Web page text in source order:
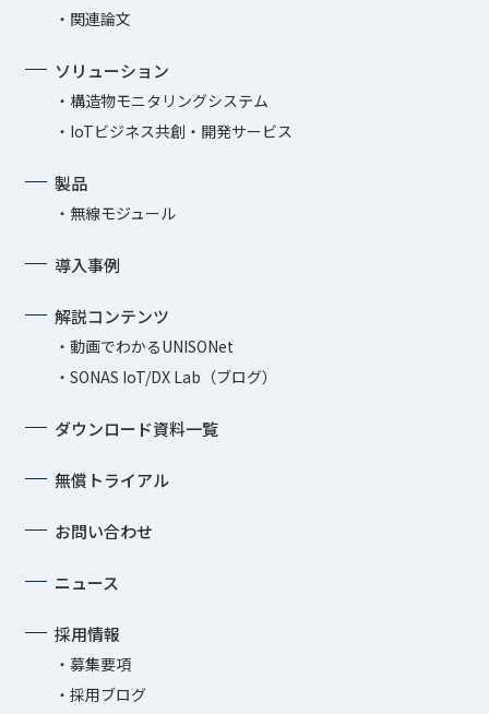
関連論文
ソリューション
構造物モニタリングシステム
IoTビジネス共創・開発サービス
製品
無線モジュール
導入事例
解説コンテンツ
動画でわかるUNISONet
SONAS IoT/DX Lab（ブログ）
ダウンロード資料一覧
無償トライアル
お問い合わせ
ニュース
採用情報
募集要項
採用ブログ